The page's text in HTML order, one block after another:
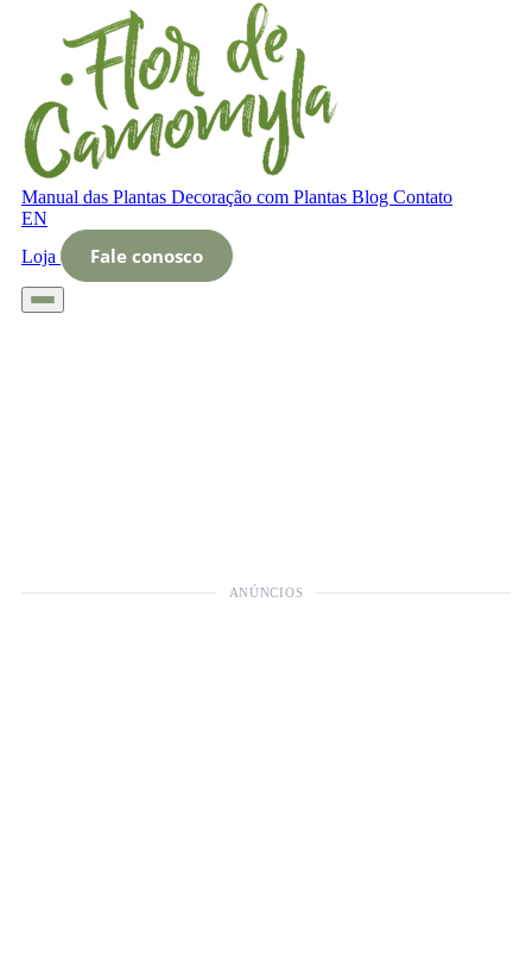
Manual das Plantas Decoração com Plantas Blog Contato
EN
Loja
Fale conosco
ANÚNCIOS